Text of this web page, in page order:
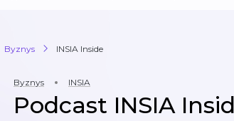
Byznys INSIA Inside
Byznys INSIA
Podcast INSIA